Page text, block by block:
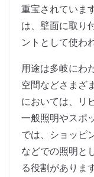
重宝されていま
は、壁面に取り
ントとして使わ
用途は多岐にわ
空間などさまざ
においては、リ
一般照明やスポ
では、ショッピ
などでの照明と
る役割がありま